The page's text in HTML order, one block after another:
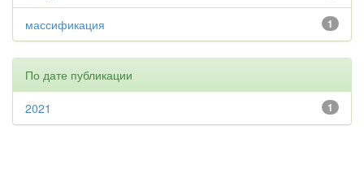
1
массификация
По дате публикации
1
2021